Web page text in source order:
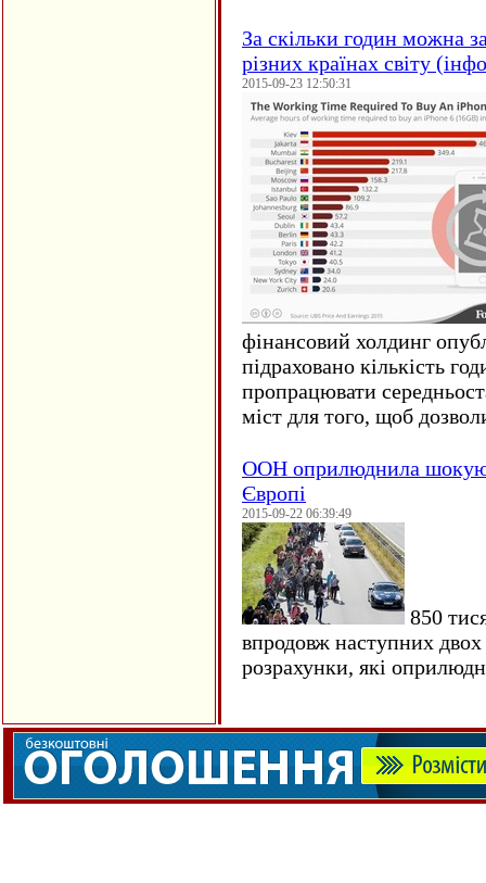
За скільки годин можна
різних країнах світу
2015-09-23 12:50:31
фінансовий холдинг
підраховано кількість
пропрацювати
міст для того, щоб
ООН оприлюднила
Європі
2015-09-22 06:39:49
850
впродовж наступних
розрахунки, які